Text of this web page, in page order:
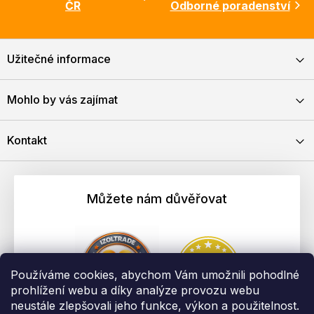
Používáme cookies, abychom Vám umožnili pohodlné
prohlížení webu a díky analýze provozu webu
neustále zlepšovali jeho funkce, výkon a použitelnost.
ČR
Odborné poradenství
Užitečné informace
Mohlo by vás zajímat
Kontakt
Můžete nám důvěřovat